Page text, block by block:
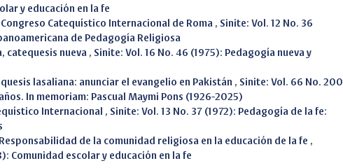
y educación en la fe
Congreso Catequístico Internacional de Roma , Sinite: Vol. 12 No. 36
de Pedagogía Religiosa
catequesis nueva , Sinite: Vol. 16 No. 46 (1975): Pedagogía nueva y
lasaliana: anunciar el evangelio en Pakistán , Sinite: Vol. 66 No. 200
In memoriam: Pascual Maymi Pons (1926-2025)
Internacional , Sinite: Vol. 13 No. 37 (1972): Pedagogía de la fe:
Responsabilidad de la comunidad religiosa en la educación de la fe ,
Comunidad escolar y educación en la fe